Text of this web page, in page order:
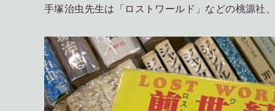
手塚治虫先生は「ロストワールド」などの桃源社